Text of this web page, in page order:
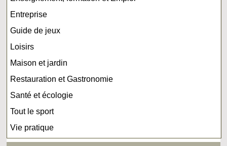
Entreprise
Guide de jeux
Loisirs
Maison et jardin
Restauration et Gastronomie
Santé et écologie
Tout le sport
Vie pratique